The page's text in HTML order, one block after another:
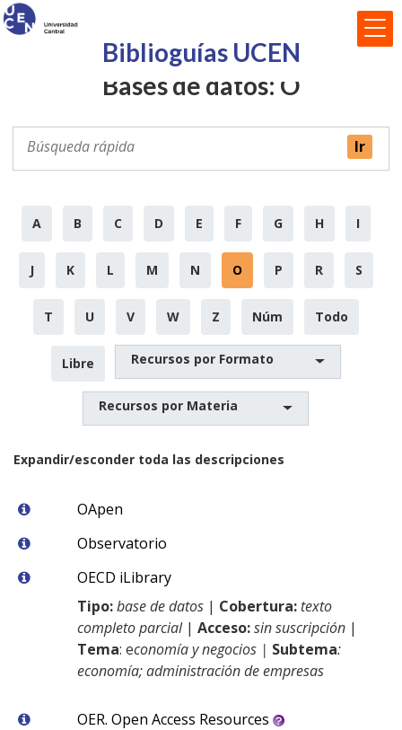
Biblioguías UCEN
Bases de datos: O
A B C D E F G H I
J K L M N O P R S
T U V W Z Núm Todo
Libre Recursos por Formato
Recursos por Materia
Expandir/esconder toda las descripciones
OApen
Observatorio
OECD iLibrary
Tipo:base de datos | Cobertura: texto
completo parcial| Acceso:sin suscripción |
Tema: economía y negocios | Subtema:
economía; administración de empresas
OER. Open Access Resources